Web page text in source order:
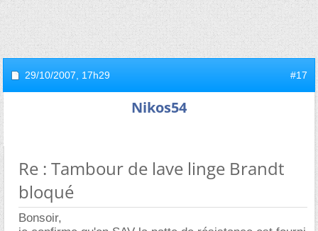
29/10/2007, 17h29 #17
Nikos54
Re : Tambour de lave linge Brandt
bloqué
Bonsoir,